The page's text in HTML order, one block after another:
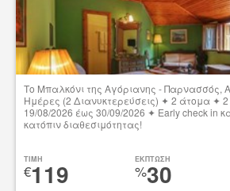
Το Μπαλκόνι της Αγόριανης - Παρνασσός,
Ημέρες (2 Διανυκτερεύσεις) ✦ 2 άτομα ✦
19/08/2026 έως 30/09/2026 ✦ Early check in
κατόπιν διαθεσιμότητας!
TIMH
€119 ΕΚΠΤΩΣΗ
%30